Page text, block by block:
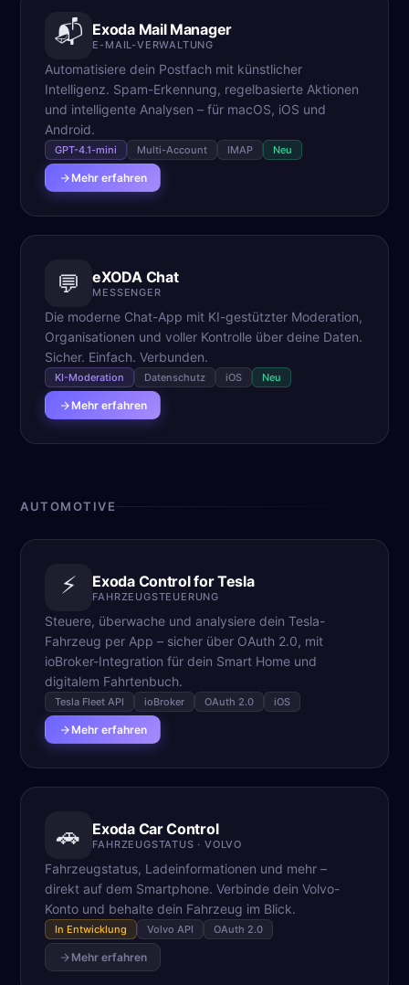
📬 Exoda Mail Manager
E-MAIL-VERWALTUNG
Automatisiere dein Postfach mit künstlicher
Intelligenz. Spam-Erkennung, regelbasierte Aktionen
und intelligente Analysen – für macOS, iOS und
Android.
GPT-4.1-mini Multi-Account IMAP Neu
Mehr erfahren
💬 eXODA Chat
MESSENGER
Die moderne Chat-App mit KI-gestützter Moderation,
Organisationen und voller Kontrolle über deine Daten.
Sicher. Einfach. Verbunden.
KI-Moderation Datenschutz iOS Neu
Mehr erfahren
AUTOMOTIVE
⚡ Exoda Control for Tesla
FAHRZEUGSTEUERUNG
Steuere, überwache und analysiere dein Tesla-
Fahrzeug per App – sicher über OAuth 2.0, mit
ioBroker-Integration für dein Smart Home und
digitalem Fahrtenbuch.
Tesla Fleet API ioBroker OAuth 2.0 iOS
Mehr erfahren
🚗 Exoda Car Control
FAHRZEUGSTATUS · VOLVO
Fahrzeugstatus, Ladeinformationen und mehr –
direkt auf dem Smartphone. Verbinde dein Volvo-
Konto und behalte dein Fahrzeug im Blick.
In Entwicklung Volvo API OAuth 2.0
Mehr erfahren